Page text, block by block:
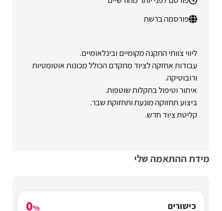
פורסמה ברשת
ליווי צוותי התקנה מקומיים ובינלאומיים.
עבודות אחזקה לציוד מתקדם הכולל מכונות אוטומטיות
ורובוטיקה.
איתור וטיפול בתקלות שוטפות.
ביצוע תחזוקה מונעת ותחזוקת שבר.
קליטת ציוד חדש.
מידת ההתאמה שלי
כישורים 0%